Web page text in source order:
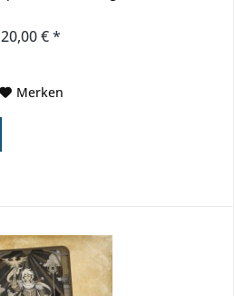
20,00 € *
Merken